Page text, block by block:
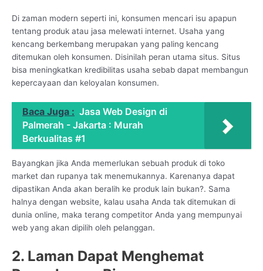
Di zaman modern seperti ini, konsumen mencari isu apapun
tentang produk atau jasa melewati internet. Usaha yang
kencang berkembang merupakan yang paling kencang
ditemukan oleh konsumen. Disinilah peran utama situs. Situs
bisa meningkatkan kredibilitas usaha sebab dapat membangun
kepercayaan dan keloyalan konsumen.
Baca Juga : Jasa Web Design di
Palmerah - Jakarta : Murah
Berkualitas #1
Bayangkan jika Anda memerlukan sebuah produk di toko
market dan rupanya tak menemukannya. Karenanya dapat
dipastikan Anda akan beralih ke produk lain bukan?. Sama
halnya dengan website, kalau usaha Anda tak ditemukan di
dunia online, maka terang competitor Anda yang mempunyai
web yang akan dipilih oleh pelanggan.
2. Laman Dapat Menghemat